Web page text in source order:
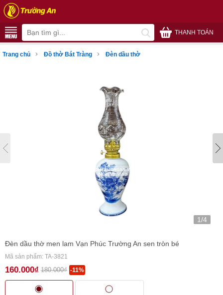
THANH TOÁN
Trang chủ › Đồ thờ Bát Tràng › Đèn dầu thờ
1/4
Đèn dầu thờ men lam Vạn Phúc Trường An sen tròn bé
Mã sản phẩm: TA-3821
160.000₫ 180.000₫ -11%